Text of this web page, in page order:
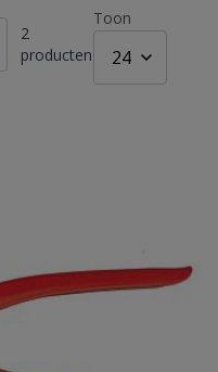
2
producten
Toon